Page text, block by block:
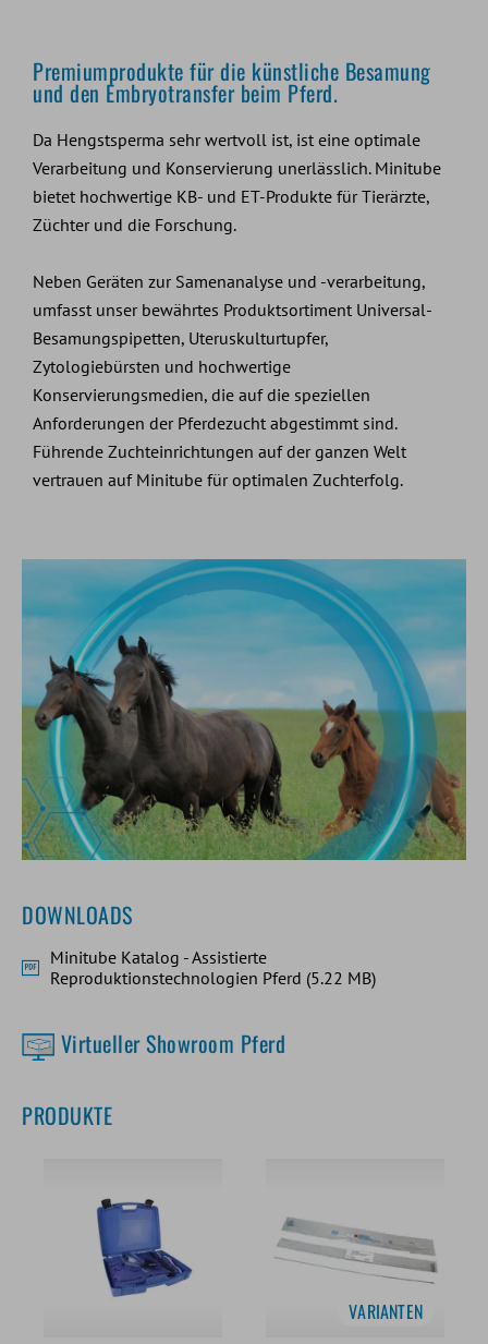
Premiumprodukte für die künstliche Besamung
und den Embryotransfer beim Pferd.
Da Hengstsperma sehr wertvoll ist, ist eine optimale
Verarbeitung und Konservierung unerlässlich. Minitube
bietet hochwertige KB- und ET-Produkte für Tierärzte,
Züchter und die Forschung.
Neben Geräten zur Samenanalyse und -verarbeitung,
umfasst unser bewährtes Produktsortiment Universal-
Besamungspipetten, Uteruskulturtupfer,
Zytologiebürsten und hochwertige
Konservierungsmedien, die auf die speziellen
Anforderungen der Pferdezucht abgestimmt sind.
Führende Zuchteinrichtungen auf der ganzen Welt
vertrauen auf Minitube für optimalen Zuchterfolg.
DOWNLOADS
Minitube Katalog - Assistierte
Reproduktionstechnologien Pferd (5.22 MB)
Virtueller Showroom Pferd
PRODUKTE
VARIANTEN